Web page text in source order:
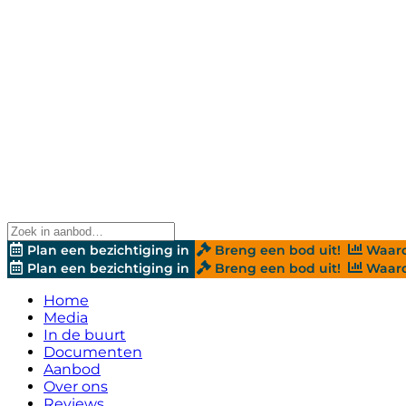
Plan een bezichtiging in Breng een bod uit!
Plan een bezichtiging in
Breng een bod uit!
Home
Media
In de buurt
Documenten
Aanbod
Over ons